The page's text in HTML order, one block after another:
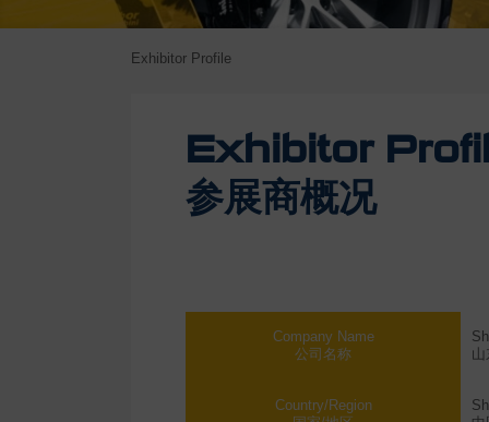
Exhibitor Profile
Exhibitor
参展商概况
Company Name
公司名称
Country/Region